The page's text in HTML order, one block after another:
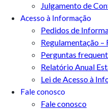
Julgamento de
Acesso à Informação
Pedidos de
Regulamentação –
Perguntas
Relatório Anual
Lei de Acesso à
Fale conosco
Fale conosco